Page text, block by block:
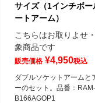
サイズ（1インチボー
ートアーム）
こちらはお取りよせ
象商品です
販売価格 ¥4,950税込
ダブルソケットアームと
ーのセット。品番：RAM-
B166AGOP1